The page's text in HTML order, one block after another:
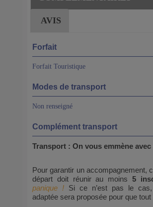
AVIS
Forfait
Forfait Touristique
Modes de transport
Non renseigné
Complément transport
Transport : On vous emmène avec
Pour garantir un accompagnement,
départ doit réunir au moins 5
panique ! Si ce n’est pas le
adaptée sera proposée pour que tout